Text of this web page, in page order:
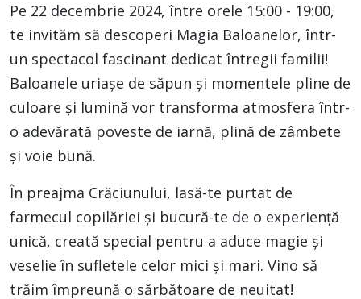
Pe 22 decembrie 2024, între orele 15:00 - 19:00,
te invităm să descoperi Magia Baloanelor, într-
un spectacol fascinant dedicat întregii familii!
Baloanele uriașe de săpun și momentele pline de
culoare și lumină vor transforma atmosfera într-
o adevărată poveste de iarnă, plină de zâmbete
și voie bună.
În preajma Crăciunului, lasă-te purtat de
farmecul copilăriei și bucură-te de o experiență
unică, creată special pentru a aduce magie și
veselie în sufletele celor mici și mari. Vino să
trăim împreună o sărbătoare de neuitat!